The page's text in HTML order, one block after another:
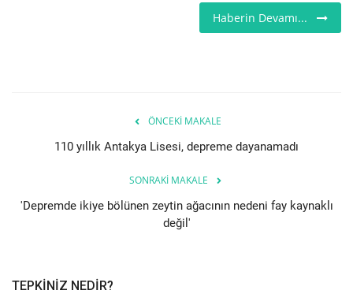
Kültür - Sanat
Restoranlar
Haberin Devamı...
ÖNCEKI MAKALE
110 yıllık Antakya Lisesi, depreme dayanamadı
SONRAKI MAKALE
'Depremde ikiye bölünen zeytin ağacının nedeni fay kaynaklı
değil'
TEPKINIZ NEDIR?